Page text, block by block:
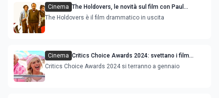
Cinema The Holdovers, le novità sul film con Paul
Giamatti
The Holdovers è il film drammatico in uscita
Cinema Critics Choice Awards 2024: svettano i film
Barbie, Oppenheimer e Poor Things
Critics Choice Awards 2024 si terranno a gennaio